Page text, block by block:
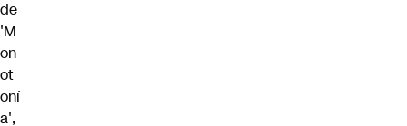
de
'M
on
ot
oní
a',